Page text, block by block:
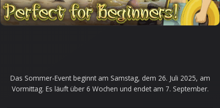
Das Sommer-Event beginnt am Samstag, dem 26. Juli 2025, am
Vormittag. Es läuft über 6 Wochen und endet am 7. September.